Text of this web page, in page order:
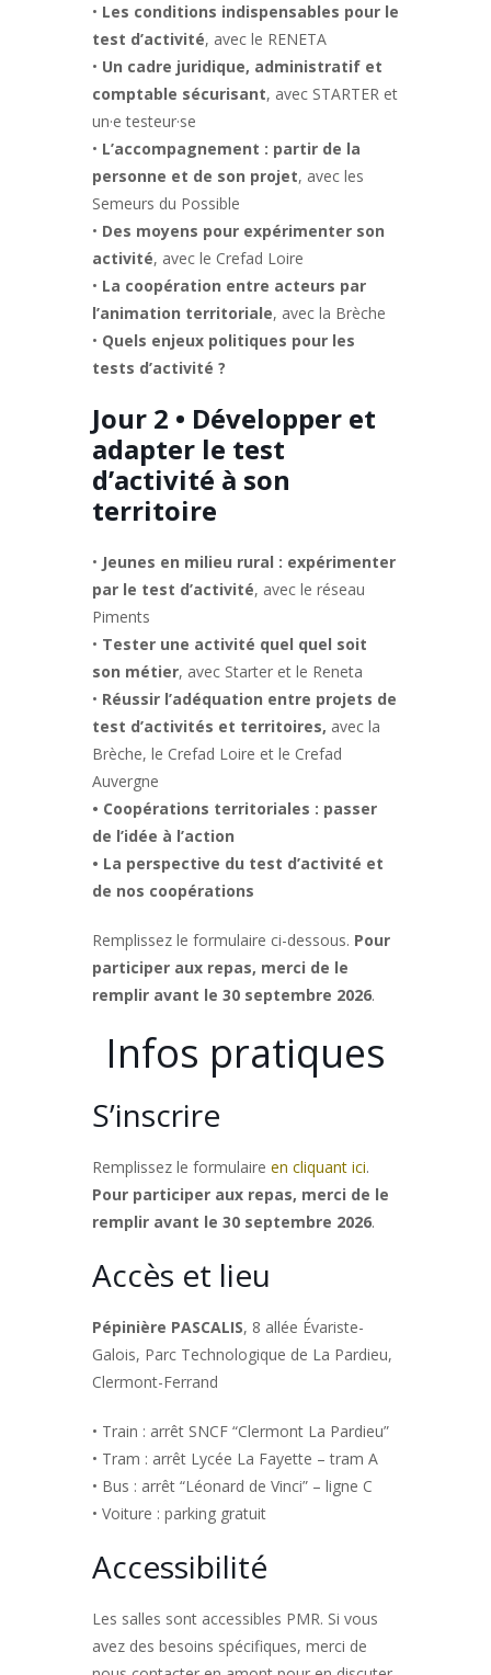
• Les conditions indispensables pour le
test d’activité, avec le RENETA
• Un cadre juridique, administratif et
comptable sécurisant, avec STARTER et
un·e testeur·se
• L’accompagnement : partir de la
personne et de son projet, avec les
Semeurs du Possible
• Des moyens pour expérimenter son
activité, avec le Crefad Loire
• La coopération entre acteurs par
l’animation territoriale, avec la Brèche
• Quels enjeux politiques pour les
tests d’activité ?
Jour 2 • Développer et
adapter le test
d’activité à son
territoire
• Jeunes en milieu rural : expérimenter
par le test d’activité, avec le réseau
Piments
• Tester une activité quel quel soit
son métier, avec Starter et le Reneta
• Réussir l’adéquation entre projets de
test d’activités et territoires, avec la
Brèche, le Crefad Loire et le Crefad
Auvergne
• Coopérations territoriales : passer
de l’idée à l’action
• La perspective du test d’activité et
de nos coopérations
Remplissez le formulaire ci-dessous. Pour
participer aux repas, merci de le
remplir avant le 30 septembre 2026.
Infos pratiques
S’inscrire
Remplissez le formulaire en cliquant ici.
Pour participer aux repas, merci de le
remplir avant le 30 septembre 2026.
Accès et lieu
Pépinière PASCALIS, 8 allée Évariste-
Galois, Parc Technologique de La Pardieu,
Clermont-Ferrand
• Train : arrêt SNCF “Clermont La Pardieu”
• Tram : arrêt Lycée La Fayette – tram A
• Bus : arrêt “Léonard de Vinci” – ligne C
• Voiture : parking gratuit
Accessibilité
Les salles sont accessibles PMR. Si vous
avez des besoins spécifiques, merci de